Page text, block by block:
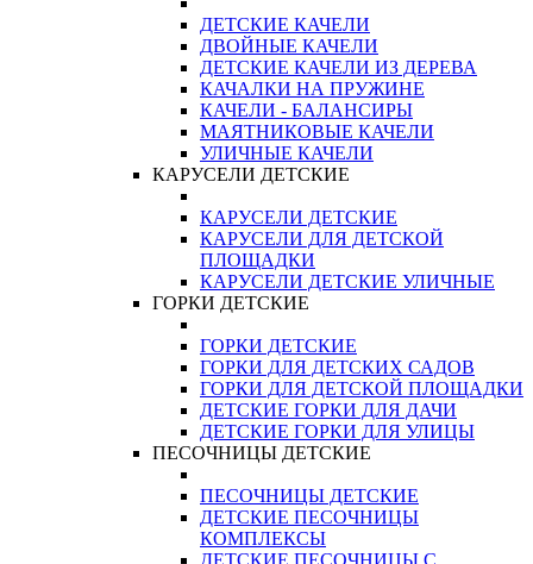
ДЕТСКИЕ КАЧЕЛИ
ДВОЙНЫЕ КАЧЕЛИ
ДЕТСКИЕ КАЧЕЛИ ИЗ ДЕРЕВА
КАЧАЛКИ НА ПРУЖИНЕ
КАЧЕЛИ - БАЛАНСИРЫ
МАЯТНИКОВЫЕ КАЧЕЛИ
УЛИЧНЫЕ КАЧЕЛИ
КАРУСЕЛИ ДЕТСКИЕ
КАРУСЕЛИ ДЕТСКИЕ
КАРУСЕЛИ ДЛЯ ДЕТСКОЙ
ПЛОЩАДКИ
КАРУСЕЛИ ДЕТСКИЕ УЛИЧНЫЕ
ГОРКИ ДЕТСКИЕ
ГОРКИ ДЕТСКИЕ
ГОРКИ ДЛЯ ДЕТСКИХ САДОВ
ГОРКИ ДЛЯ ДЕТСКОЙ ПЛОЩАДКИ
ДЕТСКИЕ ГОРКИ ДЛЯ ДАЧИ
ДЕТСКИЕ ГОРКИ ДЛЯ УЛИЦЫ
ПЕСОЧНИЦЫ ДЕТСКИЕ
ПЕСОЧНИЦЫ ДЕТСКИЕ
ДЕТСКИЕ ПЕСОЧНИЦЫ
КОМПЛЕКСЫ
ДЕТСКИЕ ПЕСОЧНИЦЫ С